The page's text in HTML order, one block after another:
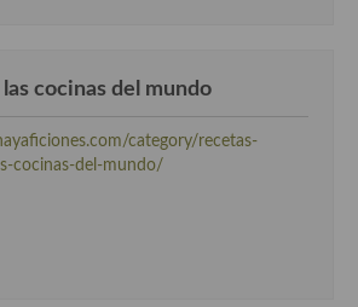
cocinas del mundo
category/recetas-
cocinas-del-mundo/